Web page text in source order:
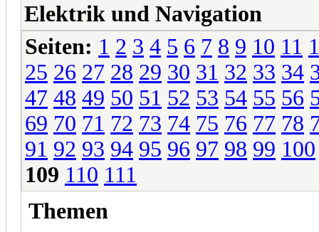
Elektrik und Navigation
Seiten: 1 2 3 4 5 6 7 8 9 10 11
25 26 27 28 29 30 31 32 33 34
47 48 49 50 51 52 53 54 55 56
69 70 71 72 73 74 75 76 77 78
91 92 93 94 95 96 97 98 99 100
109 110 111
Themen